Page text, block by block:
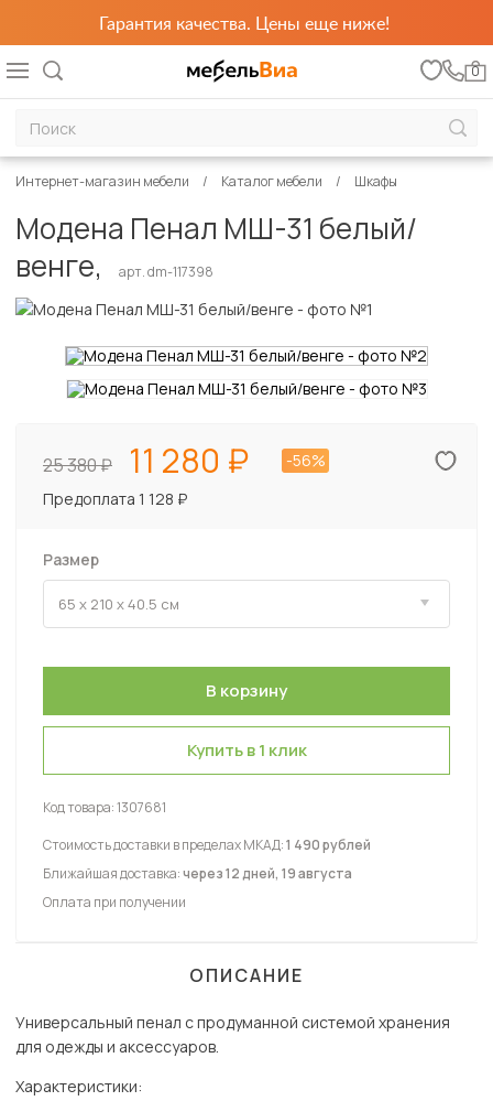
Гарантия качества. Цены еще ниже!
0
Интернет-магазин мебели Каталог мебели Шкафы
Модена Пенал МШ-31 белый/
венге,
арт. dm-117398
25 380 11 280
-56%
Предоплата 1 128 ₽
Размер
Купить в 1 клик
Код товара:1307681
Стоимость доставки в пределах МКАД:1 490 рублей
Ближайшая доставка:через 12 дней, 19 августа
Оплата при получении
ОПИСАНИЕ
Универсальный пенал с продуманной системой хранения
для одежды и аксессуаров.
Характеристики: